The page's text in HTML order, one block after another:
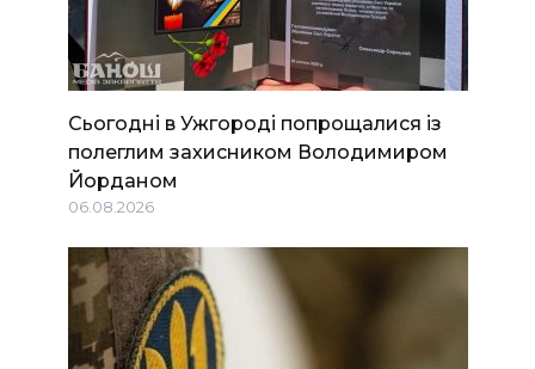
Сьогодні в Ужгороді попрощалися із
полеглим захисником Володимиром
Йорданом
06.08.2026